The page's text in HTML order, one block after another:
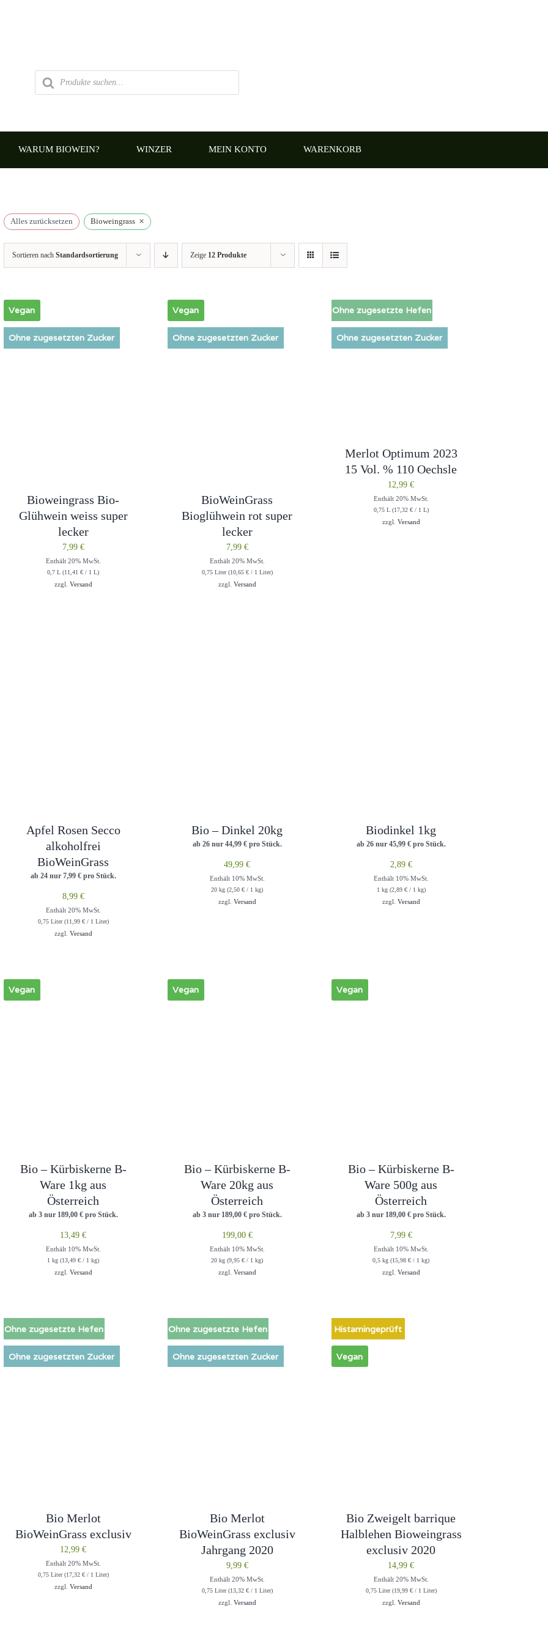
Products
search
WARUM BIOWEIN? WINZER MEIN KONTO WARENKORB
Alles zurücksetzen Bioweingrass ×
Sortieren nach Standardsortierung Zeige 12 Produkte
Vegan
Ohne zugesetzten Zucker
Bioweingrass Bio-
Glühwein weiss super
lecker
7,99 €
Enthält 20% MwSt.
0,7 L (11,41€ / 1 L)
zzgl. Versand
Vegan
Ohne zugesetzten Zucker
BioWeinGrass
Bioglühwein rot super
lecker
7,99 €
Enthält 20% MwSt.
0,75 Liter (10,65 €/ 1 Liter)
zzgl. Versand
Ohne zugesetzte Hefen
Ohne zugesetzten Zucker
Merlot Optimum 2023
15 Vol. % 110 Oechsle
12,99€
Enthält 20% MwSt.
0,75 L (17,32 €/ 1 L)
zzgl. Versand
Apfel Rosen Secco
alkoholfrei
BioWeinGrass
ab 24 nur 7,99 €pro Stück.
8,99 €
Enthält 20% MwSt.
0,75 Liter (11,99 €/ 1 Liter)
zzgl. Versand
Bio – Dinkel 20kg
ab 26 nur 44,99 €pro Stück.
49,99€
Enthält 10% MwSt.
20 kg (2,50€ / 1 kg)
zzgl. Versand
Biodinkel 1kg
ab 26 nur 45,99 €pro Stück.
2,89 €
Enthält 10% MwSt.
1 kg (2,89 €/ 1 kg)
zzgl. Versand
Vegan
Bio – Kürbiskerne B-
Ware 1kg aus
Österreich
ab 3 nur 189,00 €pro Stück.
13,49€
Enthält 10% MwSt.
1 kg (13,49€ / 1 kg)
zzgl. Versand
Vegan
Bio – Kürbiskerne B-
Ware 20kg aus
Österreich
ab 3 nur 189,00 €pro Stück.
199,00 €
Enthält 10% MwSt.
20 kg (9,95€ / 1 kg)
zzgl. Versand
Vegan
Bio – Kürbiskerne B-
Ware 500g aus
Österreich
ab 3 nur 189,00 €pro Stück.
7,99 €
Enthält 10% MwSt.
0,5 kg (15,98€ / 1 kg)
zzgl. Versand
Ohne zugesetzte Hefen
Ohne zugesetzten Zucker
Bio Merlot
BioWeinGrass exclusiv
12,99€
Enthält 20% MwSt.
0,75 Liter (17,32 €/ 1 Liter)
zzgl. Versand
Ohne zugesetzte Hefen
Ohne zugesetzten Zucker
Bio Merlot
BioWeinGrass exclusiv
Jahrgang 2020
9,99 €
Enthält 20% MwSt.
0,75 Liter (13,32 €/ 1 Liter)
zzgl. Versand
Histamingeprüft
Vegan
Bio Zweigelt barrique
Halblehen Bioweingrass
exclusiv 2020
14,99€
Enthält 20% MwSt.
0,75 Liter (19,99 €/ 1 Liter)
zzgl. Versand